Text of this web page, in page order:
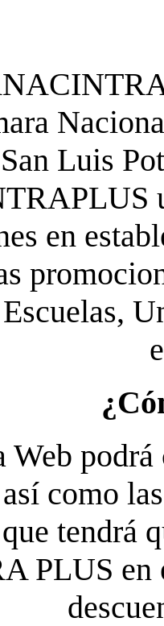
Luis
en
Web
como
tendrá
PLUS en